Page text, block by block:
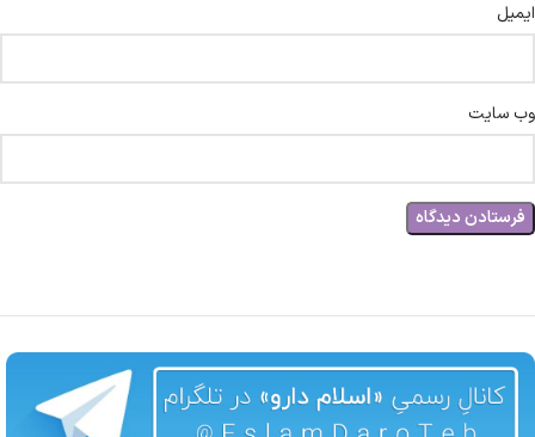
ایمیل
وب‌ سایت